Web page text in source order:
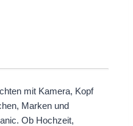
mit Kamera, Kopf
Marken und
Ob Hochzeit,